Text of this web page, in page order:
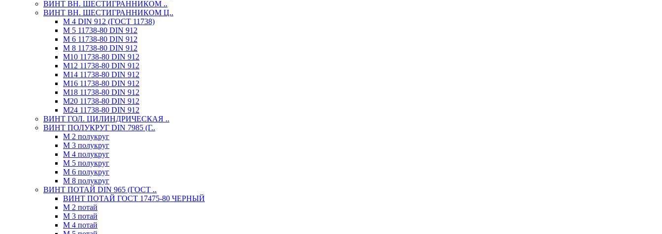
ВИНТ ВН. ШЕСТИГРАННИКОМ ..
ВИНТ ВН. ШЕСТИГРАННИКОМ Ц..
М 4 DIN 912 (ГОСТ 11738)
М 5 11738-80 DIN 912
М 6 11738-80 DIN 912
М 8 11738-80 DIN 912
М10 11738-80 DIN 912
М12 11738-80 DIN 912
М14 11738-80 DIN 912
М16 11738-80 DIN 912
М18 11738-80 DIN 912
М20 11738-80 DIN 912
М24 11738-80 DIN 912
ВИНТ ГОЛ. ЦИЛИНДРИЧЕСКАЯ ..
ВИНТ ПОЛУКРУГ DIN 7985 (Г..
М 2 полукруг
М 3 полукруг
М 4 полукруг
М 5 полукруг
М 6 полукруг
М 8 полукруг
ВИНТ ПОТАЙ DIN 965 (ГОСТ ..
ВИНТ ПОТАЙ ГОСТ 17475-80 ЧЕРНЫЙ
М 2 потай
М 3 потай
М 4 потай